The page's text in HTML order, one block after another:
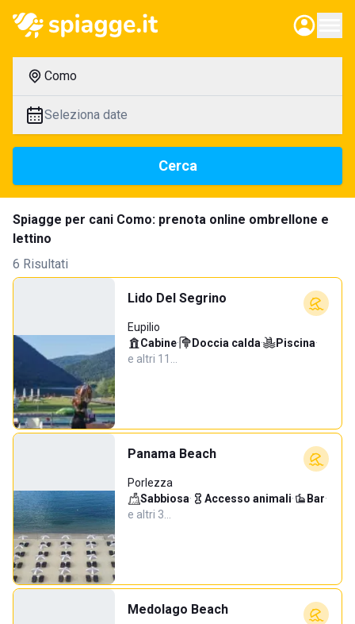
Como
Seleziona date
Cerca
Spiagge per cani Como: prenota online ombrellone e
lettino
6 Risultati
Lido Del Segrino
Eupilio
Cabine· Doccia calda· Piscina·
e altri 11…
Panama Beach
Porlezza
Sabbiosa· Accesso animali· Bar·
e altri 3…
Medolago Beach